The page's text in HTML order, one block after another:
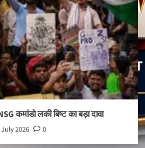
कमांडो लकी बिष्ट का बड़ा दावा
July 2026 0